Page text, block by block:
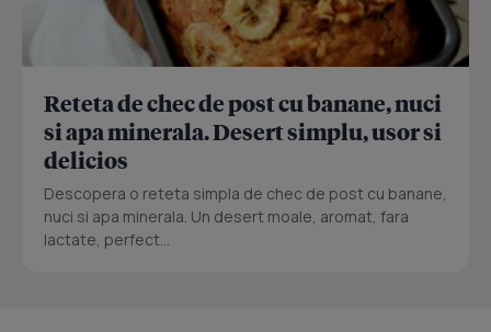
Reteta de chec de post cu banane, nuci
si apa minerala. Desert simplu, usor si
delicios
Descopera o reteta simpla de chec de post cu banane,
nuci si apa minerala. Un desert moale, aromat, fara
lactate, perfect...